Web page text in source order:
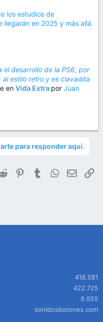
los estudios de
llegarán en 2025 y más allá
el desarrollo de la PS6, por
estilo retro y es clavadita
en Vida Extra por Juan
para responder aquí.
Reddit PinterestTumblrWhatsApp
Email
418.581
422.725
6.955
sonidosbotones.com